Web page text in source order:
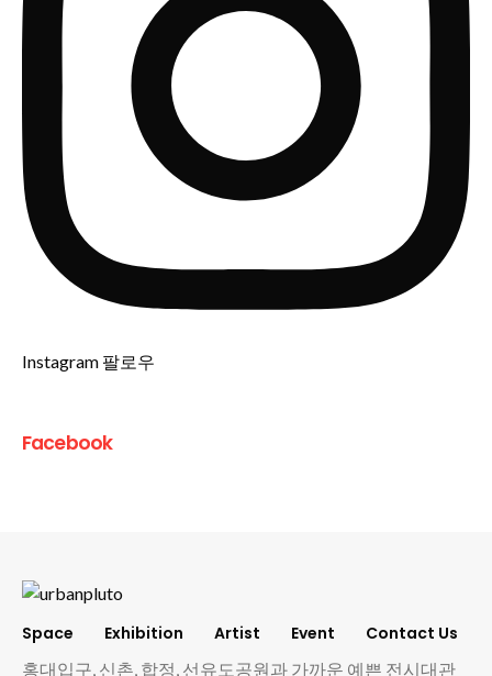
Instagram 팔로우
Facebook
Space Exhibition Artist Event Contact Us
홍대입구, 신촌, 합정, 선유도공원과 가까운 예쁜 전시대관